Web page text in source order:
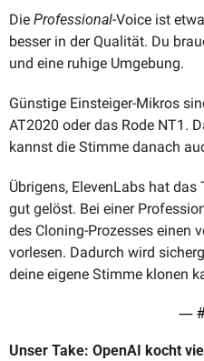
Die Professional-Voice ist
besser in der Qualität. Du
und eine ruhige Umgebung.
Günstige Einsteiger-Mikros
AT2020 oder das Rode NT1.
kannst die Stimme danach
Übrigens, ElevenLabs hat
gut gelöst. Bei einer
des Cloning-Prozesses einen
vorlesen. Dadurch wird
deine eigene Stimme klonen
—
Unser Take: OpenAI kocht